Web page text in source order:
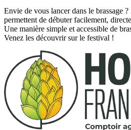
Envie de vous lancer dans le brassage
permettent de débuter facilement,
Une manière simple et accessible de
Venez les découvrir sur le festival !